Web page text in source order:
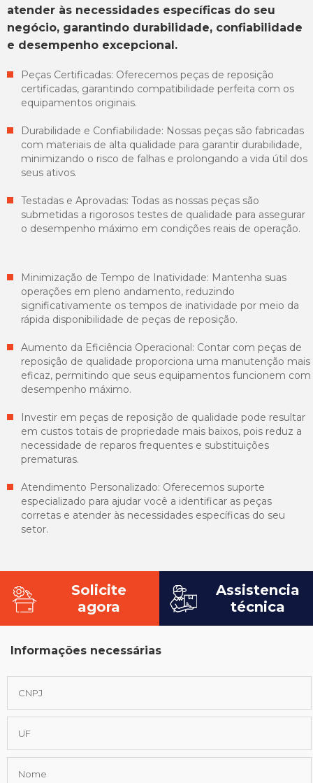
atender às necessidades específicas do seu
negócio, garantindo durabilidade, confiabilidade
e desempenho excepcional.
Peças Certificadas: Oferecemos peças de reposição
certificadas, garantindo compatibilidade perfeita com os
equipamentos originais.
Durabilidade e Confiabilidade: Nossas peças são fabricadas
com materiais de alta qualidade para garantir durabilidade,
minimizando o risco de falhas e prolongando a vida útil dos
seus ativos.
Testadas e Aprovadas: Todas as nossas peças são
submetidas a rigorosos testes de qualidade para assegurar
o desempenho máximo em condições reais de operação.
Minimização de Tempo de Inatividade: Mantenha suas
operações em pleno andamento, reduzindo
significativamente os tempos de inatividade por meio da
rápida disponibilidade de peças de reposição.
Aumento da Eficiência Operacional: Contar com peças de
reposição de qualidade proporciona uma manutenção mais
eficaz, permitindo que seus equipamentos funcionem com
desempenho máximo.
Investir em peças de reposição de qualidade pode resultar
em custos totais de propriedade mais baixos, pois reduz a
necessidade de reparos frequentes e substituições
prematuras.
Atendimento Personalizado: Oferecemos suporte
especializado para ajudar você a identificar as peças
corretas e atender às necessidades específicas do seu
setor.
Solicite
agora
Assistencia
técnica
Informações necessárias